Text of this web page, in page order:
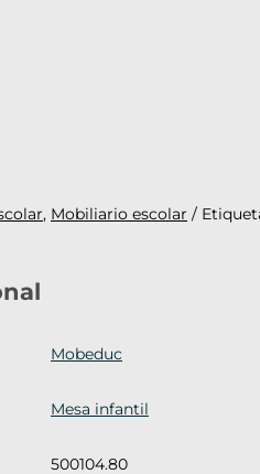
, Mobiliario escolar
Mobeduc
Mesa infantil
500104.80